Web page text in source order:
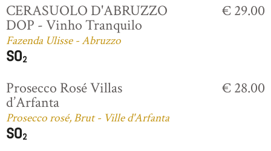
CERASUOLO D'ABRUZZO
DOP - Vinho Tranquilo
Fazenda Ulisse - Abruzzo
€ 29.00
Prosecco Rosé Villas
d’Arfanta
Prosecco rosé, Brut - Ville d'Arfanta
€ 28.00